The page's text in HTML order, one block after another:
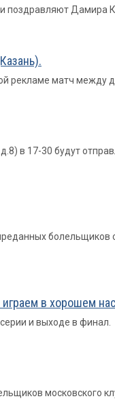
поздравляют Дамира
рекламе матч между
в 17-30 будут
в хорошем
и выходе в финал.
московского